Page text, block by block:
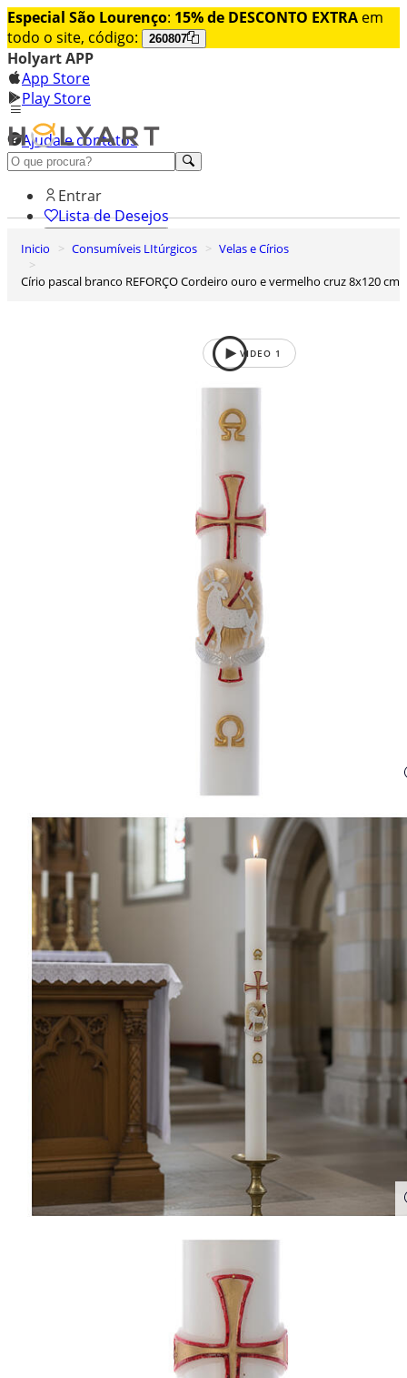
Especial São Lourenço: 15% de DESCONTO EXTRA em
todo o site, código:
260807
Holyart APP
App Store
Play Store
Ajuda e contatos
Conheça premium
Entrar
Lista de Desejos
0
Inicio Consumíveis LItúrgicos
Velas e Círios
Círio pascal branco REFORÇO Cordeiro ouro e vermelho cruz 8x120 cm
VIDEO 1